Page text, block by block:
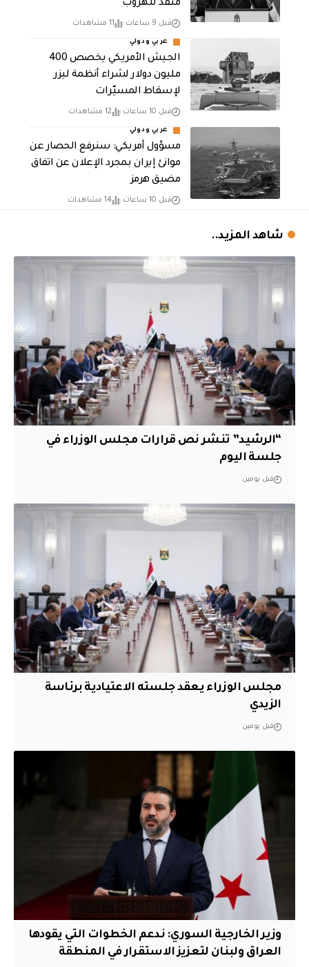
منفذ للهروب”
قبل 9 ساعات 11 مشاهدات
عربي ودولي
الجيش الأمريكي يخصص 400
مليون دولار لشراء أنظمة ليزر
لإسقاط المسيّرات
قبل 10 ساعات 12 مشاهدات
عربي ودولي
مسؤول أمريكي: سنرفع الحصار عن
موانئ إيران بمجرد الإعلان عن اتفاق
مضيق هرمز
قبل 10 ساعات 14 مشاهدات
شاهد المزيد..
“الرشيد” تنشر نص قرارات مجلس الوزراء في
جلسة اليوم
قبل يومين
مجلس الوزراء يعقد جلسته الاعتيادية برئاسة
الزيدي
قبل يومين
وزير الخارجية السوري: ندعم الخطوات التي يقودها
العراق ولبنان لتعزيز الاستقرار في المنطقة